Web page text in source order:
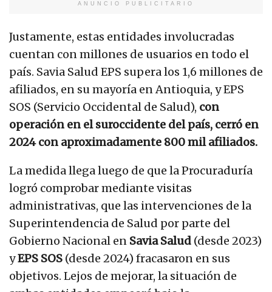
ANUNCIO PUBLICITARIO
Justamente, estas entidades involucradas
cuentan con millones de usuarios en todo el
país. Savia Salud EPS supera los 1,6 millones de
afiliados, en su mayoría en Antioquia, y EPS
SOS (Servicio Occidental de Salud), con
operación en el suroccidente del país, cerró en
2024 con aproximadamente 800 mil afiliados.
La medida llega luego de que la Procuraduría
logró comprobar mediante visitas
administrativas, que las intervenciones de la
Superintendencia de Salud por parte del
Gobierno Nacional en Savia Salud (desde 2023)
yEPS SOS (desde 2024) fracasaron en sus
objetivos. Lejos de mejorar, la situación de